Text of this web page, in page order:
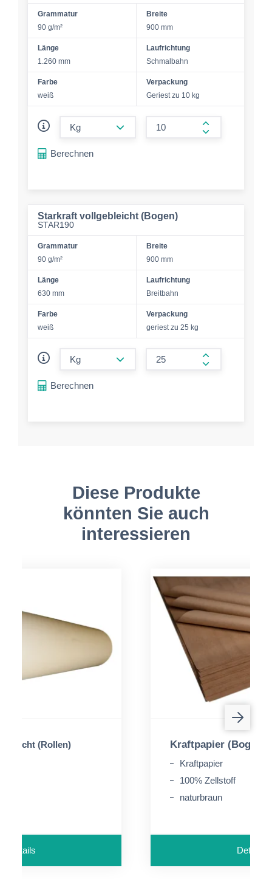
Grammatur
90 g/m²
Breite
900 mm
Länge
1.260 mm
Laufrichtung
Schmalbahn
Farbe
weiß
Verpackung
Geriest zu 10 kg
form.increase-
Berechnen
Starkraft vollgebleicht (Bogen)
STAR190
Grammatur
90 g/m²
Breite
900 mm
Länge
630 mm
Laufrichtung
Breitbahn
Farbe
weiß
Verpackung
geriest zu 25 kg
form.increase-
Berechnen
Diese Produkte
könnten Sie auch
interessieren
(Rollen)
Details
Kraftpapier (Bogen)
Kraftpapier
100% Zellstoff
naturbraun
Details